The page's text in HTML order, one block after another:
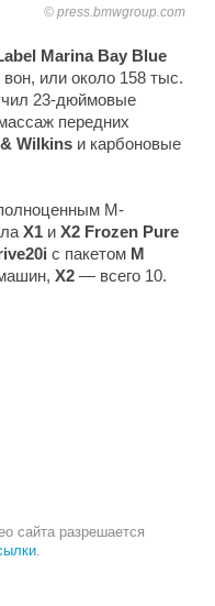
press.bmwgroup.com
Marina Bay Blue
или около 158 тыс.
23-дюймовые
передних
Wilkins и карбоновые
M-
X1 и X2 Frozen Pure
с пакетом M
X2 — всего 10.
сайта разрешается
.